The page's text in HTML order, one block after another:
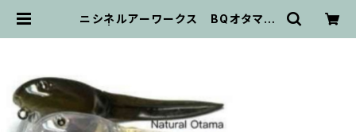
ニシネルアーワークス BQオタマ